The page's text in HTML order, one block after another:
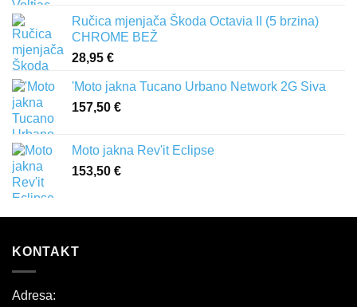
Ručica mjenjača Škoda Octavia II (5 brzina)
CHROME BEŽ
28,95 €
'Moto jakna Tucano Urbano Network 2G Siva
157,50 €
Moto jakna Rev'it Eclipse
153,50 €
KONTAKT
Adresa: